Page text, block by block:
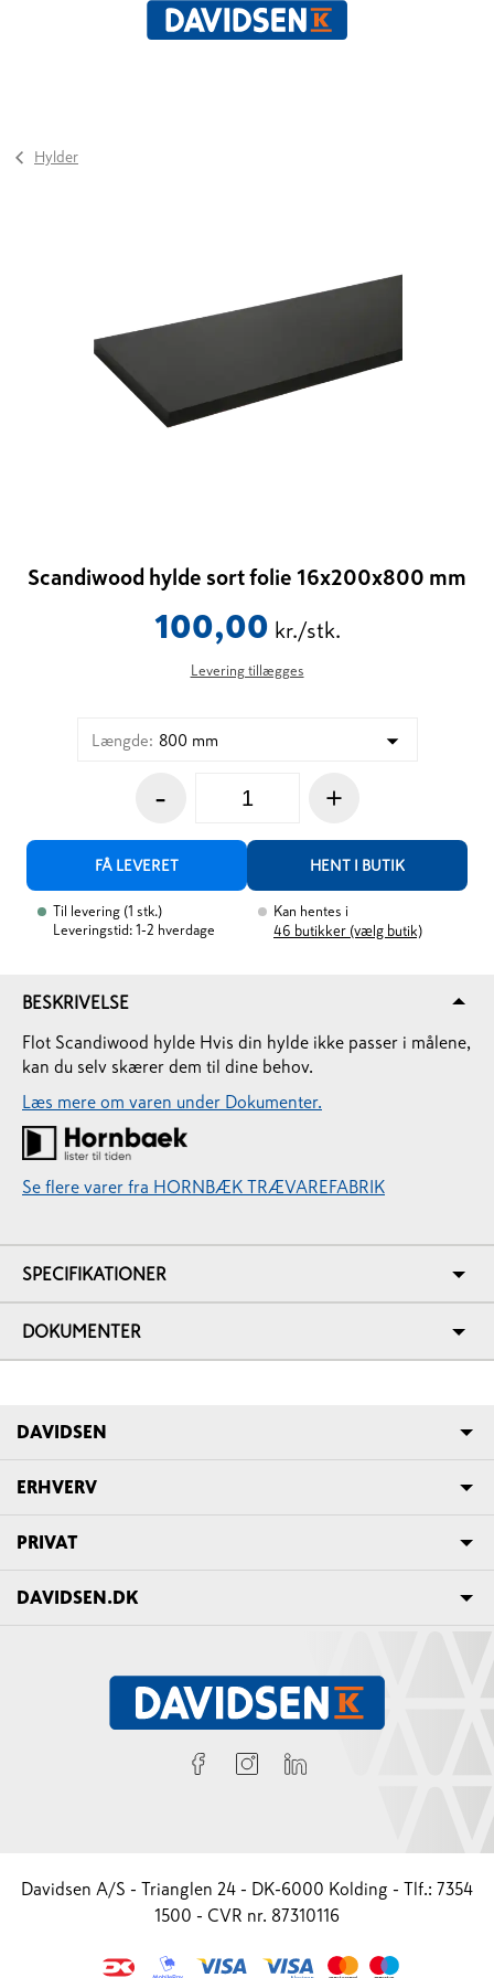
Hylder
Scandiwood hylde sort folie 16x200x800 mm
100,00 kr./stk.
Levering tillægges
Længde: 800 mm
- +
FÅ LEVERET HENT I BUTIK
Til levering (1 stk.)
Leveringstid: 1-2 hverdage
Kan hentes i
46 butikker (vælg butik)
BESKRIVELSE
Flot Scandiwood hylde Hvis din hylde ikke passer i målene,
kan du selv skærer dem til dine behov.
Læs mere om varen under Dokumenter.
Se flere varer fra HORNBÆK TRÆVAREFABRIK
SPECIFIKATIONER
DOKUMENTER
DAVIDSEN
ERHVERV
PRIVAT
DAVIDSEN.DK
Davidsen A/S - Trianglen 24 - DK-6000 Kolding - Tlf.: 7354
1500 - CVR nr. 87310116